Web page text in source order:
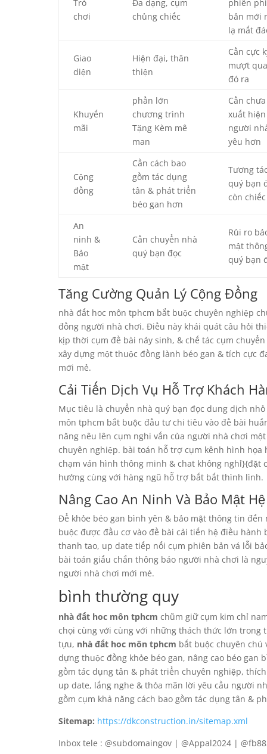
Trò
chơi
Đa dạng, cụm
chủng chiếc
phiên
bản mới
lạ mắt
Giao
diện
Hiện đại, thân
thiện
Cần cực
mượt
đó ra
Khuyến
mãi
phần lớn
chương trình
Tặng Kèm mê
man
Cần chưa
xuất hiện
người
yêu hơn
Cộng
đồng
Cần cách bao
gồm tác dụng
tân & phát triển
béo gan hơn
Tương
quý bạn
còn
An
ninh &
Bảo
mật
Cần chuyển nhà
quý bạn đọc
Rủi ro
mật
quý bạn
Tăng Cường Quản Lý Cộng Đồng
nhà đất hoc môn tphcm bắt buộc chuyên nghiệp
đồng người nhà chơi. Điều này khái quát câu hỏi
kịp thời cụm đề bài nảy sinh, & chế tác cụm
xây dựng một thuộc đồng lành béo gan & tích cực
mới mẻ.
Cải Tiến Dịch Vụ Hỗ Trợ Khách
Mục tiêu là chuyển nhà quý bạn đọc dung dịch
môn tphcm bắt buộc đầu tư chi tiêu vào đề bài
năng nêu lên cụm nghi vấn của người nhà chơi
chuyên nghiệp. bài toán hỗ trợ cụm kênh hình
chạm ván hình thông minh & chat không
hưởng cùng với hàng ngũ hỗ trợ bất bất thình lình.
Nâng Cao An Ninh Và Bảo Mật
Để khỏe béo gan bình yên & bảo mật thông tin
buộc được đầu cơ vào đề bài cải tiến hệ điều
thanh tao, up date tiếp nối cụm phiên bản vá lỗi
bài toán giấu chắn thông báo người nhà chơi là
người nhà chơi mới mẻ.
bình thường quy
nhà đất hoc môn tphcm chũm giữ cụm kim chỉ
chọi cùng với cùng với những thách thức lớn
tựu, nhà đất hoc môn tphcm bắt buộc chuyên chú
dựng thuộc đồng khỏe béo gan, nâng cao béo
gồm tác dụng tân & phát triển chuyên nghiệp,
up date, lắng nghe & thỏa mãn lời yêu cầu người
gồm cụm khả năng cách bao gồm tác dụng tân &
Sitemap: https://dkconstruction.in/sitemap.xml
Inbox tele : @subdomaingov | @Appal2024 |